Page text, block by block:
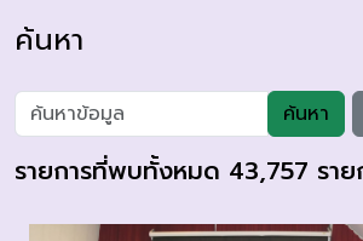
ค้นหา
ค้นหา
รายการที่พบทั้งหมด 43,757 ราย